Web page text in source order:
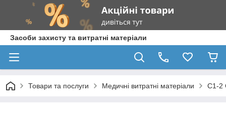
Засоби захисту та витратні матеріали
Товари та послуги Медичні витратні матеріали С1-2